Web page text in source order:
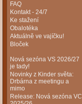
FAQ
Kontakt - 24/7
Ke stažení
Obalotéka
Aktuálně ve vajíčku!
Bloček
Nová sezóna VS 2026/27
je tady!
Novinky z Kinder světa:
Drbárna z meetingu a
mimo
Release: Nová sezóna VC